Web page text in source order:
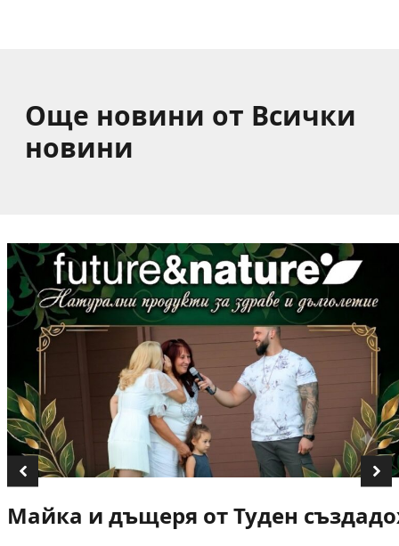
Още новини от Всички
новини
Майка и дъщеря от Туден